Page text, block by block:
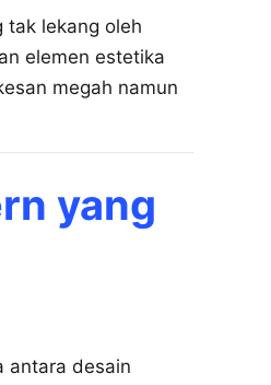
tak lekang oleh
elemen estetika
megah namun
yang
antara desain